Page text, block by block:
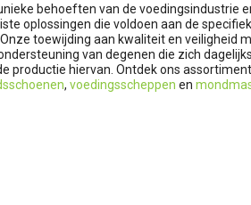
behoeften van de voedingsindustrie
oplossingen die voldoen aan de
toewijding aan kwaliteit en veiligheid
van degenen die zich
productie hiervan. Ontdek ons
, voedingsscheppen en